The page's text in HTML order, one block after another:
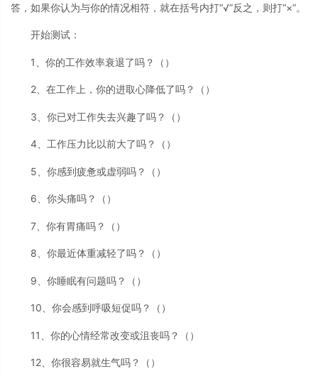
答，如果你认为与你的情况相符，就在括号内打“√”反之，则打“×”。
开始测试：
1、你的工作效率衰退了吗？（）
2、在工作上，你的进取心降低了吗？（）
3、你已对工作失去兴趣了吗？（）
4、工作压力比以前大了吗？（）
5、你感到疲惫或虚弱吗？（）
6、你头痛吗？（）
7、你有胃痛吗？（）
8、你最近体重减轻了吗？（）
9、你睡眠有问题吗？（）
10、你会感到呼吸短促吗？（）
11、你的心情经常改变或沮丧吗？（）
12、你很容易就生气吗？（）